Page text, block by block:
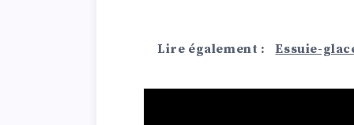
Lire également : Essuie-